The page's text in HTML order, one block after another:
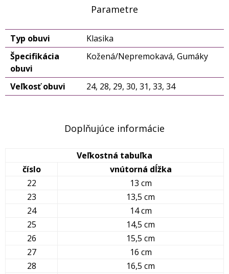
Parametre
Typ obuvi
Klasika
Špecifikácia
obuvi
Kožená/Nepremokavá, Gumáky
Veľkosť obuvi 24, 28, 29, 30, 31, 33, 34
Doplňujúce informácie
Veľkostná tabuľka
číslo
vnútorná dĺžka
22
13 cm
23
13,5 cm
24
14 cm
25
14,5 cm
26
15,5 cm
27
16 cm
28
16,5 cm